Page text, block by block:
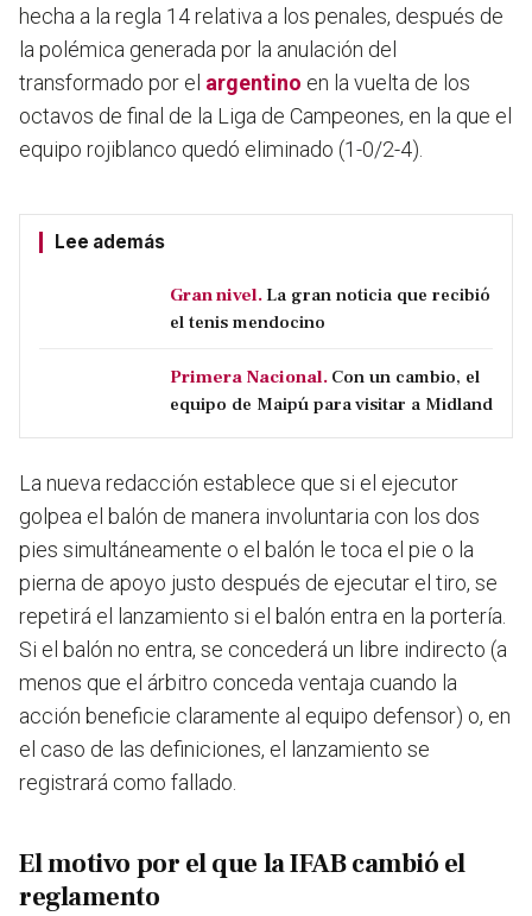
hecha a la regla 14 relativa a los penales, después de
la polémica generada por la anulación del
transformado por el argentino en la vuelta de los
octavos de final de la Liga de Campeones, en la que el
equipo rojiblanco quedó eliminado (1-0/2-4).
Lee además
Gran nivel. La gran noticia que recibió
el tenis mendocino
Primera Nacional. Con un cambio, el
equipo de Maipú para visitar a Midland
La nueva redacción establece que si el ejecutor
golpea el balón de manera involuntaria con los dos
pies simultáneamente o el balón le toca el pie o la
pierna de apoyo justo después de ejecutar el tiro, se
repetirá el lanzamiento si el balón entra en la portería.
Si el balón no entra, se concederá un libre indirecto (a
menos que el árbitro conceda ventaja cuando la
acción beneficie claramente al equipo defensor) o, en
el caso de las definiciones, el lanzamiento se
registrará como fallado.
El motivo por el que la IFAB cambió el
reglamento